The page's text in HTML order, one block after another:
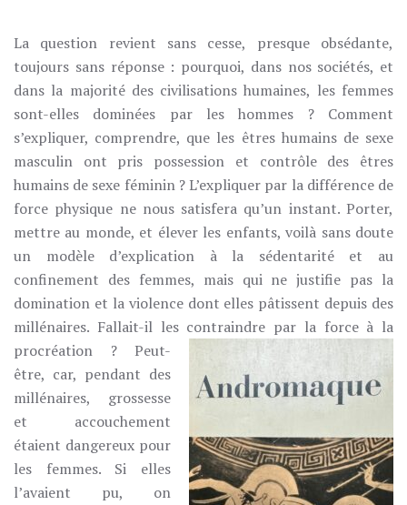
?
La question revient sans cesse, presque obsédante,
toujours sans réponse : pourquoi, dans nos sociétés, et
dans la majorité des civilisations humaines, les femmes
sont-elles dominées par les hommes ? Comment
s’expliquer, comprendre, que les êtres humains de sexe
masculin ont pris possession et contrôle des êtres
humains de sexe féminin ? L’expliquer par la différence de
force physique ne nous satisfera qu’un instant. Porter,
mettre au monde, et élever les enfants, voilà sans doute
un modèle d’explication à la sédentarité et au
confinement des femmes, mais qui ne justifie pas la
domination et la violence dont elles pâtissent depuis des
millénaires. Fallait-il les contraindre par la force à la
procréation ? Peut-
être, car, pendant des
millénaires, grossesse
et accouchement
étaient dangereux pour
les femmes. Si elles
l’avaient pu, on